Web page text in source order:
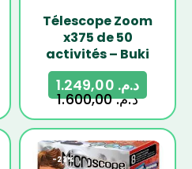
Télescope Zoom
x375 de 50
activités – Buki
د.م.1.600,00
د.م.
-23%